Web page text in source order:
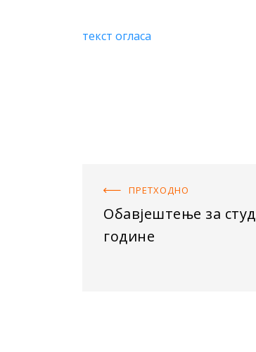
текст огласа
ПРЕТХОДНO
Обавјештење за
године